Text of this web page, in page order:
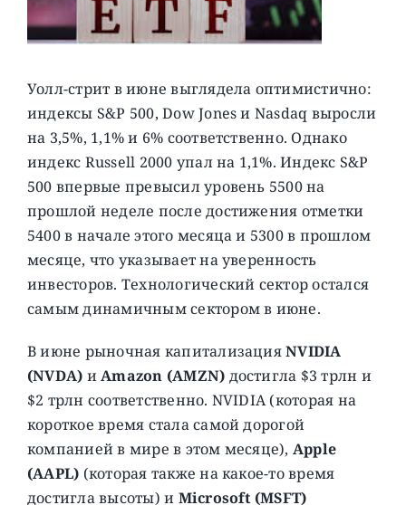
Уолл-стрит в июне выглядела оптимистично:
индексы S&P 500, Dow Jones и Nasdaq выросли
на 3,5%, 1,1% и 6% соответственно. Однако
индекс Russell 2000 упал на 1,1%. Индекс S&P
500 впервые превысил уровень 5500 на
прошлой неделе после достижения отметки
5400 в начале этого месяца и 5300 в прошлом
месяце, что указывает на уверенность
инвесторов. Технологический сектор остался
самым динамичным сектором в июне.
В июне рыночная капитализацияNVIDIA
(NVDA) иAmazon (AMZN) достигла $3 трлн и
$2 трлн соответственно. NVIDIA (которая на
короткое время стала самой дорогой
компанией в мире в этом месяце), Apple
(AAPL) (которая также на какое-то время
достигла высоты) и Microsoft (MSFT)